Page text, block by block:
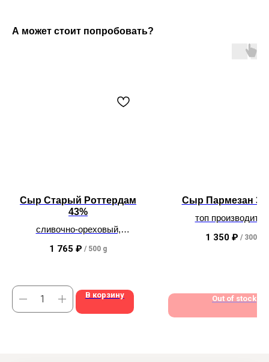
А может стоит попробовать?
Сыр Старый Роттердам
43%
сливочно-ореховый,
эстеты - Ваш выход!
1 765 ₽ / 500 g
В корзину
Сыр Пармезан 30
топ
1 350 ₽ / 300 g
Out of stock